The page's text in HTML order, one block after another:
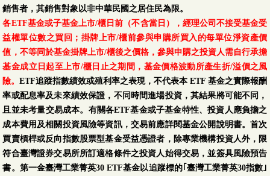
銷售者，其銷售對象以非中華民國之居住民為限。
各ETF基金或子基金上市/櫃日前（不含當日），經理公司不接受基金受
益權單位數之買回；掛牌上市/櫃前參與申購所買入的每單位淨資產價
值，不等同於基金掛牌上市/櫃後之價格，參與申購之投資人需自行承擔
基金成立日起至上市/櫃日止之期間，基金價格波動所產生折/溢價之風
險。ETF追蹤指數績效或殖利率之表現，不代表本 ETF 基金之實際報酬
率或配息率及未來績效保證，不同時間進場投資，其結果將可能不同，
且並未考量交易成本。有關各ETF基金或子基金特性、投資人應負擔之
成本費用及相關投資風險等資訊，交易前應詳閱基金公開說明書。首次
買賣槓桿或反向指數股票型基金受益憑證者，除專業機構投資人外，限
符合臺灣證券交易所所訂適格條件之投資人始得交易，並簽具風險預告
書。第一金臺灣工業菁英30 ETF基金以追蹤標的｢臺灣工業菁英30指數｣